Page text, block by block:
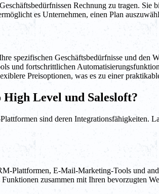
Rechnung zu tragen.
es Unternehmen, einen Plan
spezifischen Geschäftsbedürfnisse und den
und fortschrittlichen
Preisoptionen, was es zu einer
Level und Salesloft?
sind deren Integrationsfähigkeiten.
Plattformen, E-Mail-Marketing-Tools und
zusammen mit Ihren bevorzugten